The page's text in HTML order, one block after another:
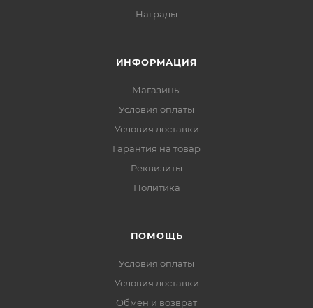
Награды
ИНФОРМАЦИЯ
Магазины
Условия оплаты
Условия доставки
Гарантия на товар
Реквизиты
Политика
ПОМОЩЬ
Условия оплаты
Условия доставки
Обмен и возврат